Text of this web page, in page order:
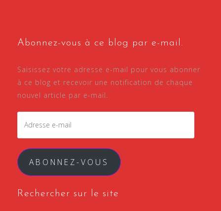
Abonnez-vous à ce blog par e-mail.
Saisissez votre adresse e-mail pour vous abonner
à ce blog et recevoir une notification de chaque
nouvel article par e-mail.
ABONNEZ-VOUS
Rechercher sur le site